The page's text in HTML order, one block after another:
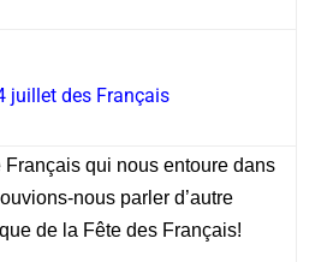
juillet des Français
qui nous entoure dans
nous parler d’autre
de la Fête des Français!